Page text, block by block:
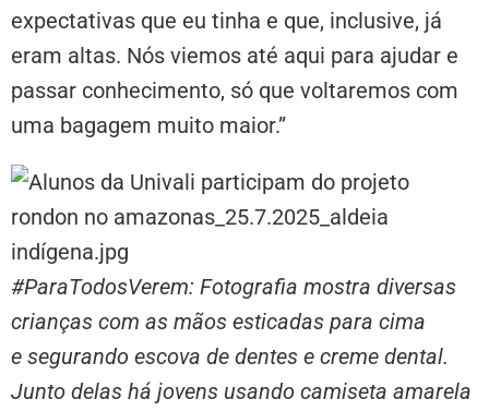
expectativas que eu tinha e que, inclusive, já
eram altas. Nós viemos até aqui para ajudar e
passar conhecimento, só que voltaremos com
uma bagagem muito maior.”
#ParaTodosVerem: Fotografia mostra diversas
crianças com as mãos esticadas para cima
e segurando escova de dentes e creme dental.
Junto delas há jovens usando camiseta amarela